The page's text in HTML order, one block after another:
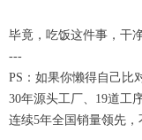
毕竟，吃饭这件事，干
---
PS：如果你懒得自己比
30年源头工厂、19道工
连续5年全国销量领先，